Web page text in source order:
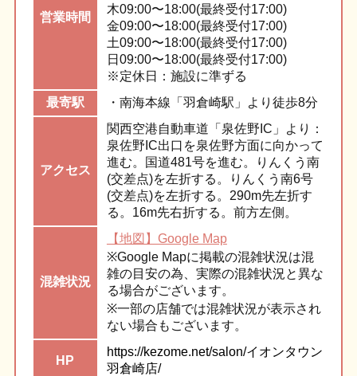
営業時間
木09:00〜18:00(最終受付17:00)
金09:00〜18:00(最終受付17:00)
土09:00〜18:00(最終受付17:00)
日 09:00〜18:00(最終受付17:00)
※定休日： 施設に準ずる
最寄駅
・南海本線「羽倉崎駅」より徒歩8分
アクセス
関西空港自動車道「泉佐野IC」より：
泉佐野IC出口を泉佐野方面に向かって
進む。国道481号を進む。りんくう南
(交差点)を左折する。りんくう南6号
(交差点)を左折する。290m先左折す
る。16m先右折する。前方左側。
混雑状況
【地図】Google Map
※Google Mapに掲載の混雑状況は混
雑の目安の為、実際の混雑状況と異な
る場合がございます。
※一部の店舗では混雑状況が表示され
ない場合もございます。
HP
https://kezome.net/salon/イオンタウン
羽倉崎店/